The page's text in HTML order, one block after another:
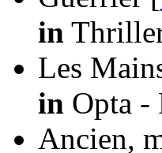
in
Les
in Opta -
Ancien,